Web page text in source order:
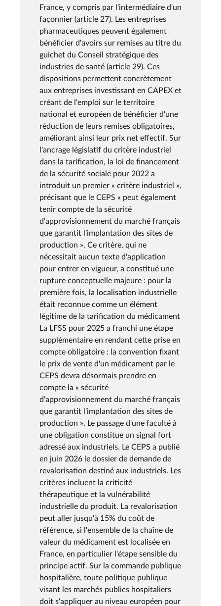
France, y compris par l'intermédiaire d'un
façonnier (article 27). Les entreprises
pharmaceutiques peuvent également
bénéficier d'avoirs sur remises au titre du
guichet du Conseil stratégique des
industries de santé (article 29). Ces
dispositions permettent concrètement
aux entreprises investissant en CAPEX et
créant de l'emploi sur le territoire
national et européen de bénéficier d'une
réduction de leurs remises obligatoires,
améliorant ainsi leur prix net effectif. Sur
l'ancrage législatif du critère industriel
dans la tarification, la loi de financement
de la sécurité sociale pour 2022 a
introduit un premier « critère industriel »,
précisant que le CEPS « peut également
tenir compte de la sécurité
d'approvisionnement du marché français
que garantit l'implantation des sites de
production ». Ce critère, qui ne
nécessitait aucun texte d'application
pour entrer en vigueur, a constitué une
rupture conceptuelle majeure : pour la
première fois, la localisation industrielle
était reconnue comme un élément
légitime de la tarification du médicament
La LFSS pour 2025 a franchi une étape
supplémentaire en rendant cette prise en
compte obligatoire : la convention fixant
le prix de vente d'un médicament par le
CEPS devra désormais prendre en
compte la « sécurité
d'approvisionnement du marché français
que garantit l'implantation des sites de
production ». Le passage d'une faculté à
une obligation constitue un signal fort
adressé aux industriels. Le CEPS a publié
en juin 2026 le dossier de demande de
revalorisation destiné aux industriels. Les
critères incluent la criticité
thérapeutique et la vulnérabilité
industrielle du produit. La revalorisation
peut aller jusqu'à 15% du coût de
référence, si l'ensemble de la chaîne de
valeur du médicament est localisée en
France, en particulier l'étape sensible du
principe actif. Sur la commande publique
hospitalière, toute politique publique
visant les marchés publics hospitaliers
doit s'appliquer au niveau européen pour